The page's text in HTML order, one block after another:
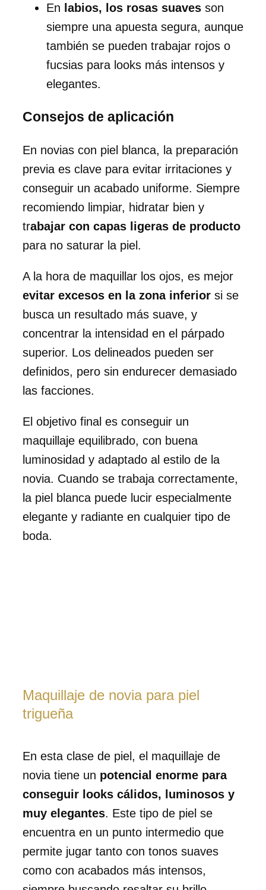
En labios, los rosas suaves son
siempre una apuesta segura, aunque
también se pueden trabajar rojos o
fucsias para looks más intensos y
elegantes.
Consejos de aplicación
En novias con piel blanca, la preparación
previa es clave para evitar irritaciones y
conseguir un acabado uniforme. Siempre
recomiendo limpiar, hidratar bien y
trabajar con capas ligeras de producto
para no saturar la piel.
A la hora de maquillar los ojos, es mejor
evitar excesos en la zona inferior si se
busca un resultado más suave, y
concentrar la intensidad en el párpado
superior. Los delineados pueden ser
definidos, pero sin endurecer demasiado
las facciones.
El objetivo final es conseguir un
maquillaje equilibrado, con buena
luminosidad y adaptado al estilo de la
novia. Cuando se trabaja correctamente,
la piel blanca puede lucir especialmente
elegante y radiante en cualquier tipo de
boda.
Maquillaje de novia para piel
trigueña
En esta clase de piel, el maquillaje de
novia tiene un potencial enorme para
conseguir looks cálidos, luminosos y
muy elegantes. Este tipo de piel se
encuentra en un punto intermedio que
permite jugar tanto con tonos suaves
como con acabados más intensos,